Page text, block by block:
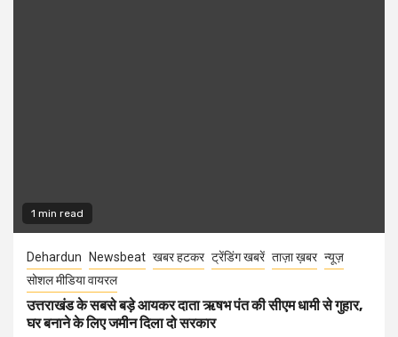
1 min read
Dehardun Newsbeat खबर हटकर ट्रेंडिंग खबरें ताज़ा ख़बर न्यूज़
सोशल मीडिया वायरल
उत्तराखंड के सबसे बड़े आयकर दाता ऋषभ पंत की सीएम धामी से गुहार,
घर बनाने के लिए जमीन दिला दो सरकार